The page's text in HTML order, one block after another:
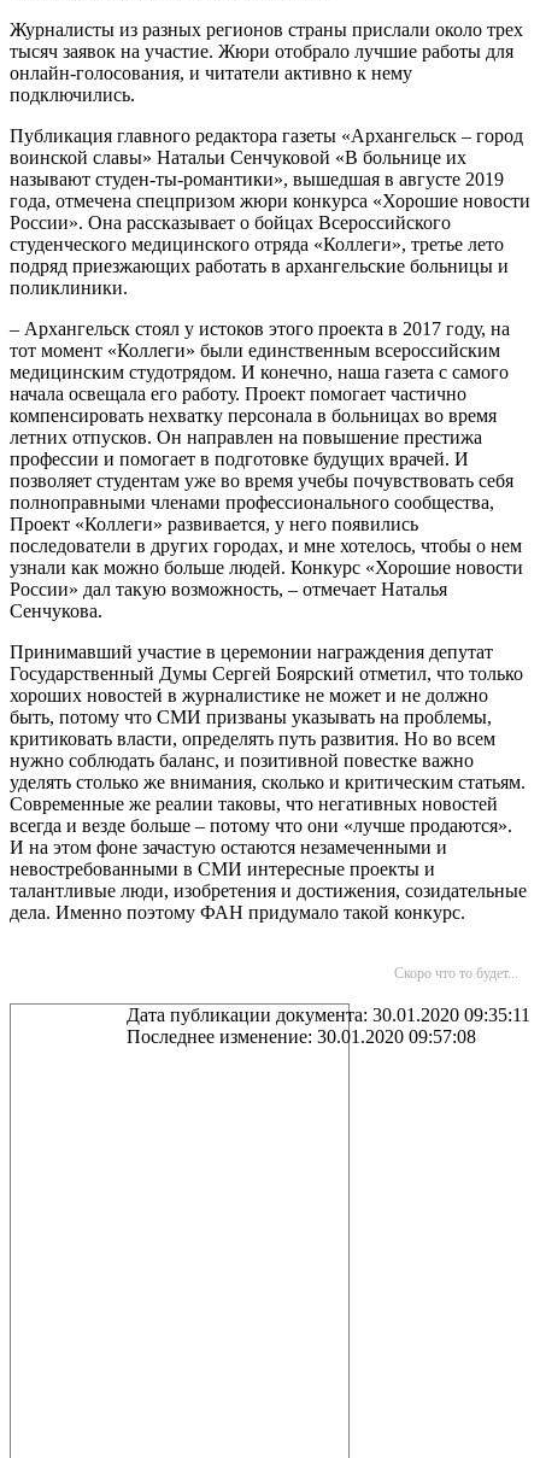
Журналисты из разных регионов страны прислали около трех
тысяч заявок на участие. Жюри отобрало лучшие работы для
онлайн-голосования, и читатели активно к нему
подключились.
Публикация главного редактора газеты «Архангельск – город
воинской славы» Натальи Сенчуковой «В больнице их
называют студен-ты-романтики», вышедшая в августе 2019
года, отмечена спецпризом жюри конкурса «Хорошие новости
России». Она рассказывает о бойцах Всероссийского
студенческого медицинского отряда «Коллеги», третье лето
подряд приезжающих работать в архангельские больницы и
поликлиники.
– Архангельск стоял у истоков этого проекта в 2017 году, на
тот момент «Коллеги» были единственным всероссийским
медицинским студотрядом. И конечно, наша газета с самого
начала освещала его работу. Проект помогает частично
компенсировать нехватку персонала в больницах во время
летних отпусков. Он направлен на повышение престижа
профессии и помогает в подготовке будущих врачей. И
позволяет студентам уже во время учебы почувствовать себя
полноправными членами профессионального сообщества,
Проект «Коллеги» развивается, у него появились
последователи в других городах, и мне хотелось, чтобы о нем
узнали как можно больше людей. Конкурс «Хорошие новости
России» дал такую возможность, – отмечает Наталья
Сенчукова.
Принимавший участие в церемонии награждения депутат
Государственный Думы Сергей Боярский отметил, что только
хороших новостей в журналистике не может и не должно
быть, потому что СМИ призваны указывать на проблемы,
критиковать власти, определять путь развития. Но во всем
нужно соблюдать баланс, и позитивной повестке важно
уделять столько же внимания, сколько и критическим статьям.
Современные же реалии таковы, что негативных новостей
всегда и везде больше – потому что они «лучше продаются».
И на этом фоне зачастую остаются незамеченными и
невостребованными в СМИ интересные проекты и
талантливые люди, изобретения и достижения, созидательные
дела. Именно поэтому ФАН придумало такой конкурс.
Скоро что то будет...
Дата публикации документа: 30.01.2020 09:35:11
Последнее изменение: 30.01.2020 09:57:08